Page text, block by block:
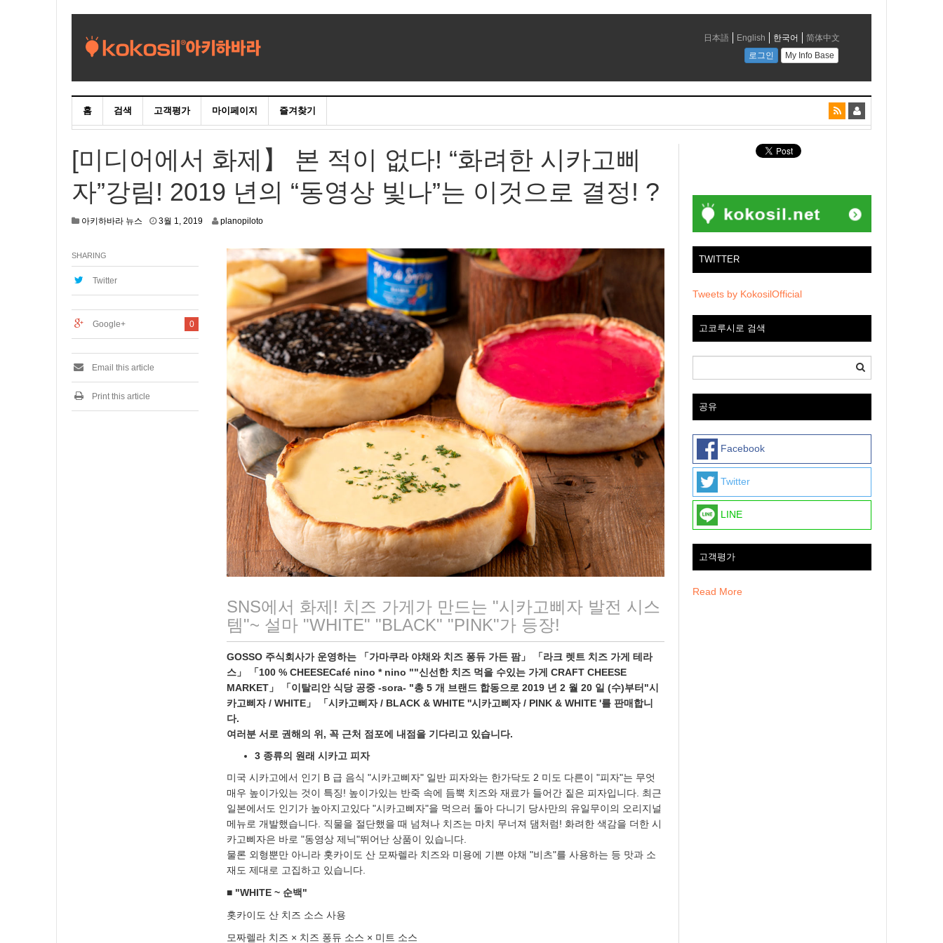
홈 검색 고객평가 마이페이지 즐겨찾기
[미디어에서 화제】 본 적이 없다! “화려한 시카고삐
자”강림! 2019 년의 “동영상 빛나”는 이것으로 결정! ?
아키하바라 뉴스 3월 1, 20192
planopiloto
SNS에서 화제! 치즈 가게가 만드는 "시카고삐자 발전 시스
템"~ 설마 "WHITE" "BLACK" "PINK"가 등장!
GOSSO 주식회사가 운영하는 「가마쿠라 야채와 치즈 퐁듀 가든 팜」 「라크 렛트 치즈 가게 테라
스」 「100 % CHEESECafé nino * nino ""신선한 치즈 먹을 수있는 가게 CRAFT CHEESE
MARKET」 「이탈리안 식당 공중 -sora- "총 5 개 브랜드 합동으로 2019 년 2 월 20 일 (수)부터"시
카고삐자 / WHITE」 「시카고삐자 / BLACK & WHITE ''시카고삐자 / PINK & WHITE '를 판매합니
다.
여러분 서로 권해의 위, 꼭 근처 점포에 내점을 기다리고 있습니다.
3 종류의 원래 시카고 피자
미국 시카고에서 인기 B 급 음식 "시카고삐자" 일반 피자와는 한가닥도 2 미도 다른이 "피자"는 무엇
매우 높이가있는 것이 특징! 높이가있는 반죽 속에 듬뿍 치즈와 재료가 들어간 짙은 피자입니다. 최근
일본에서도 인기가 높아지고있다 "시카고삐자"을 먹으러 돌아 다니기 당사만의 유일무이의 오리지널
메뉴로 개발했습니다. 직물을 절단했을 때 넘쳐나 치즈는 마치 무너져 댐처럼! 화려한 색감을 더한 시
카고삐자은 바로 "동영상 제닉"뛰어난 상품이 있습니다.
물론 외형뿐만 아니라 홋카이도 산 모짜렐라 치즈와 미용에 기쁜 야채 "비츠"를 사용하는 등 맛과 소
재도 제대로 고집하고 있습니다.
■ "WHITE ~ 순백"
홋카이도 산 치즈 소스 사용
모짜렐라 치즈 × 치즈 퐁듀 소스 × 미트 소스
SHARING
Twitter
0
Google+
Email this article
Print this article
TWITTER
Tweets by KokosilOfficial
고코루시로 검색
공유
Facebook
Twitter
LINE
고객평가
Read More